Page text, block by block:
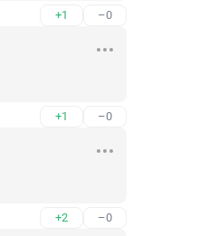
+1 –0
+1 –0
+2 –0